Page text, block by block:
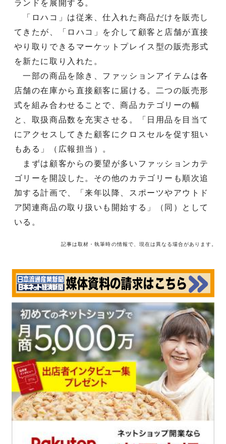
ランドを展開する。
「ロハコ」は従来、仕入れた商品だけを販売し
てきたが、「ロハコ」を介して顧客と店舗が直接
やり取りできるマーケットプレイス型の販売形式
を新たに取り入れた。
一部の商品を除き、ファッションアイテムは各
店舗の在庫から直接顧客に届ける。二つの販売形
式を組み合わせることで、商品カテゴリーの幅
と、取扱商品数を充実させる。「日用品を目当て
にアクセスしてきた顧客にクロスセルを促す狙い
もある」（広報担当）。
まずは顧客からの要望が多いファッションカテ
ゴリーを開設した。その他のカテゴリーも順次追
加する計画で、「来年以降、スポーツやアウトド
ア関連商品の取り扱いも開始する」（同）として
いる。
記事は取材・執筆時の情報で、現在は異なる場合があります。